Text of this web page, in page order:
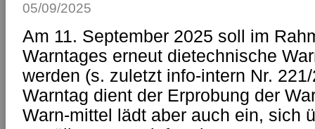
05/09/2025
Am 11. September 2025 soll im
Warntages erneut dietechnische
werden (s. zuletzt info-intern Nr.
Warntag dient der Erprobung der
Warn-mittel lädt aber auch ein, sich